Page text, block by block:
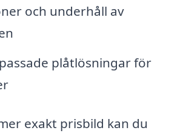
och underhåll av
plåtlösningar för
exakt prisbild kan du